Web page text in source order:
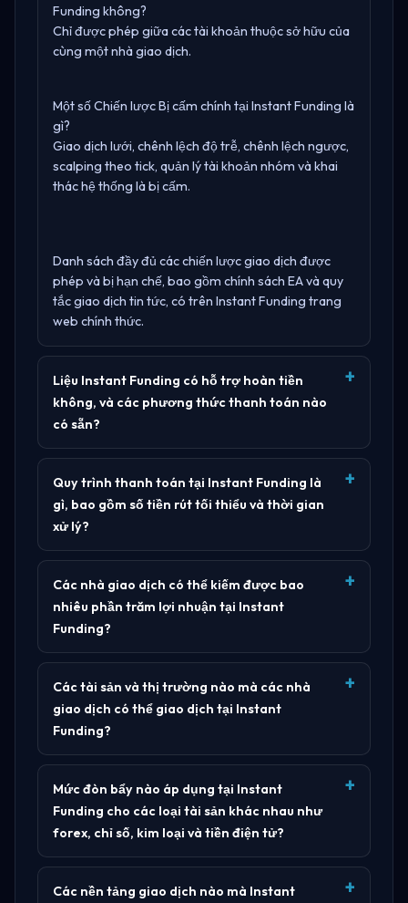
Funding không?
Chỉ được phép giữa các tài khoản thuộc sở hữu của
cùng một nhà giao dịch.
Một số Chiến lược Bị cấm chính tại Instant Funding là
gì?
Giao dịch lưới, chênh lệch độ trễ, chênh lệch ngược,
scalping theo tick, quản lý tài khoản nhóm và khai
thác hệ thống là bị cấm.
Danh sách đầy đủ các chiến lược giao dịch được
phép và bị hạn chế, bao gồm chính sách EA và quy
tắc giao dịch tin tức, có trên Instant Funding trang
web chính thức.
Liệu Instant Funding có hỗ trợ hoàn tiền
không, và các phương thức thanh toán nào
có sẵn?
Quy trình thanh toán tại Instant Funding là
gì, bao gồm số tiền rút tối thiểu và thời gian
xử lý?
Các nhà giao dịch có thể kiếm được bao
nhiêu phần trăm lợi nhuận tại Instant
Funding?
Các tài sản và thị trường nào mà các nhà
giao dịch có thể giao dịch tại Instant
Funding?
Mức đòn bẩy nào áp dụng tại Instant
Funding cho các loại tài sản khác nhau như
forex, chỉ số, kim loại và tiền điện tử?
Các nền tảng giao dịch nào mà Instant